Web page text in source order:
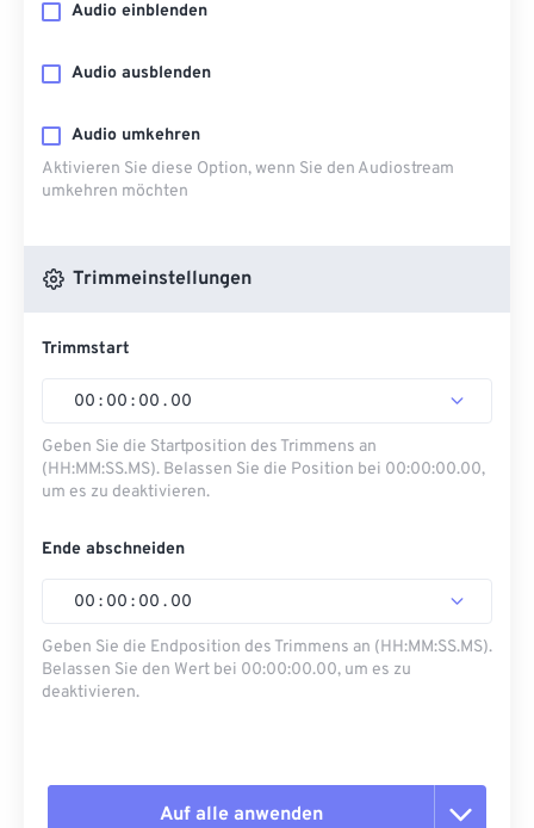
Audio einblenden
Audio ausblenden
Audio umkehren
Aktivieren Sie diese Option, wenn Sie den Audiostream
umkehren möchten
Trimmeinstellungen
Trimmstart
00 : 00 : 00 . 00
Geben Sie die Startposition des Trimmens an
(HH:MM:SS.MS). Belassen Sie die Position bei 00:00:00.00,
um es zu deaktivieren.
Ende abschneiden
00 : 00 : 00 . 00
Geben Sie die Endposition des Trimmens an (HH:MM:SS.MS).
Belassen Sie den Wert bei 00:00:00.00, um es zu
deaktivieren.
Auf alle anwenden